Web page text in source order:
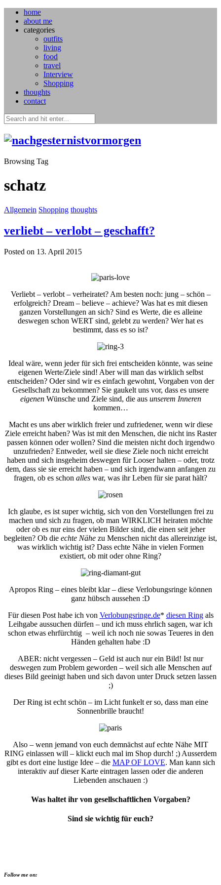
home
about me
categories
outfits
living
food
travel
Interview
Shopping
thoughts
contact
Browsing Tag
schatz
Allgemein Shopping thoughts
verliebt – verlobt – geschafft?
Posted on 13. April 2015
Verliebt – verlobt – verheiratet? Am besten noch: jung – schön –
erfolgreich? Dream – believe – achieve? Was hat es mit diesen
ganzen Vorstellungen an sich? Sind es Werte, die es alleine
deswegen schon WERT sind, gelebt zu werden? Wer hat es
bestimmt, dass es so ist?
Ideal wäre, wenn jeder für sich frei entscheiden könnte, was seine
eigenen Werte/Ziele sind! Aber will man das wirklich selbst
entscheiden? Oder sind wir es einfach gewohnt, Vorgaben von der
Gesellschaft zu bekommen? Sie gaukelt uns vor, dass es unsere
eigenenWünsche und Ziele sind, die aus unserem Inneren
kommen…
Macht es uns aber wirklich freier und zufriedener, wenn wir diese
Ziele erreicht haben? Was ist mit den Menschen, die nicht ins Raster
passen können oder wollen? Sind die meisten nicht doch irgendwo
unzufrieden? Entweder, weil sie diese Ziele noch nicht erreicht
haben und sich insgeheim deswegen für Looser halten – oder, trotz
dem, dass sie sie erreicht haben – und sich irgendwann anfangen zu
fragen, ob es schon alles war, was ihr Leben für sie parat hält?
Ich glaube, es ist super wichtig, sich von den Vorstellungen frei zu
machen und sich zu fragen, ob man WIRKLICH heiraten möchte
oder ob es nur eins der vielen Bilder sind, die einen seit jeher
begleiten? Ob die echte Nähe zu Menschen nicht das allereinzige ist,
was wirklich wichtig ist? Dass echte Nähe in vielen Formen
existiert, ob mit oder ohne Ring?
Apropos Ring – eines bleibt klar – diese Verlobungsringe können
ganz hübsch aussehen :D
Für diesen Post habe ich von Verlobungsringe.de* diesen Ringals
Leihgabe aussuchen dürfen – und ich muss ehrlich sagen, war ich
schon etwas ehrfürchtig – weil ich noch nie sowas Teueres in den
Händen gehalten habe :D
ABER: nicht vergessen – Geld ist auch nur ein Bild! Ist nur
deswegen zum Problem geworden – weil sich alle Menschen auf
dieses Bild geeinigt haben und sich davon unter Druck setzen lassen
;)
Der Ring ist echt schön – im Licht funkelt er so, dass man eine
Sonnenbrille braucht!
Also – wenn jemand von euch demnächst auf echte Nähe MIT
RING einlassen will – klickt euch mal im Shop durch! ;) Ausserdem
gibt es dort eine lustige Idee – die MAP OF LOVE. Man kann sich
interaktiv auf dieser Karte eintragen lassen oder die anderen
Liebenden anschauen :)
Was haltet ihr von gesellschaftlichen Vorgaben?
Sind sie wichtig für euch?
Follow me on: